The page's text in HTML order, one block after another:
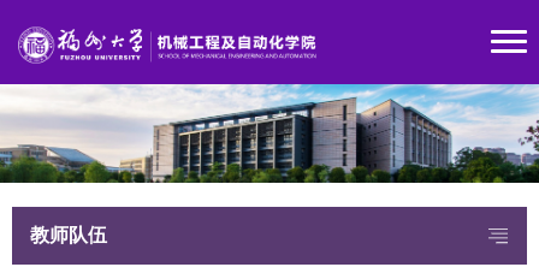
教师队伍